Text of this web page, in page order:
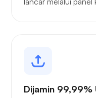
Dijamin 99,99%